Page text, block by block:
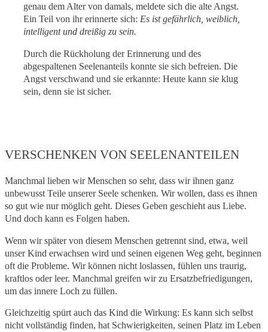
genau dem Alter von damals, meldete sich die alte Angst.
Ein Teil von ihr erinnerte sich:Es ist gefährlich, weiblich,
intelligent und dreißig zu sein.
Durch die Rückholung der Erinnerung und des
abgespaltenen Seelenanteils konnte sie sich befreien. Die
Angst verschwand und sie erkannte: Heute kann sie klug
sein, denn sie ist sicher.
VERSCHENKEN VON SEELENANTEILEN
Manchmal lieben wir Menschen so sehr, dass wir ihnen ganz
unbewusst Teile unserer Seele schenken. Wir wollen, dass es ihnen
so gut wie nur möglich geht. Dieses Geben geschieht aus Liebe.
Und doch kann es Folgen haben.
Wenn wir später von diesem Menschen getrennt sind, etwa, weil
unser Kind erwachsen wird und seinen eigenen Weg geht, beginnen
oft die Probleme. Wir können nicht loslassen, fühlen uns traurig,
kraftlos oder leer. Manchmal greifen wir zu Ersatzbefriedigungen,
um das innere Loch zu füllen.
Gleichzeitig spürt auch das Kind die Wirkung: Es kann sich selbst
nicht vollständig finden, hat Schwierigkeiten, seinen Platz im Leben